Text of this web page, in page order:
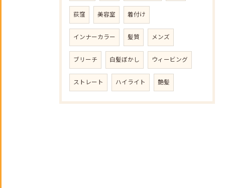
荻窪 美容室 着付け
インナーカラー 髪質 メンズ
ブリーチ 白髪ぼかし ウィービング
ストレート ハイライト 艶髪